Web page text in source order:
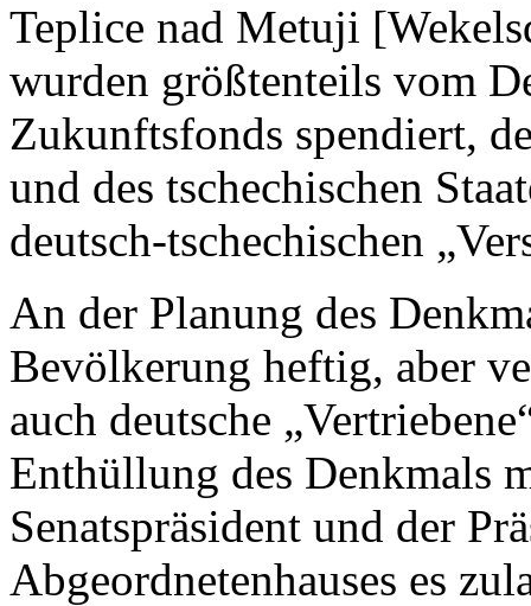
Teplice nad Metuji
wurden größtenteils vom
Zukunftsfonds spendiert,
und des tschechischen
deutsch-tschechischen
An der Planung des
Bevölkerung heftig, aber
auch deutsche
Enthüllung des Denkmals
Senatspräsident und der
Abgeordnetenhauses es